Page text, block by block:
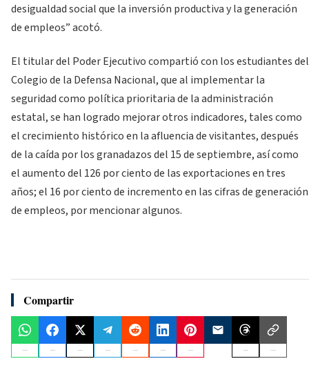
desigualdad social que la inversión productiva y la generación
de empleos” acotó.
El titular del Poder Ejecutivo compartió con los estudiantes del
Colegio de la Defensa Nacional, que al implementar la
seguridad como política prioritaria de la administración
estatal, se han logrado mejorar otros indicadores, tales como
el crecimiento histórico en la afluencia de visitantes, después
de la caída por los granadazos del 15 de septiembre, así como
el aumento del 126 por ciento de las exportaciones en tres
años; el 16 por ciento de incremento en las cifras de generación
de empleos, por mencionar algunos.
Compartir